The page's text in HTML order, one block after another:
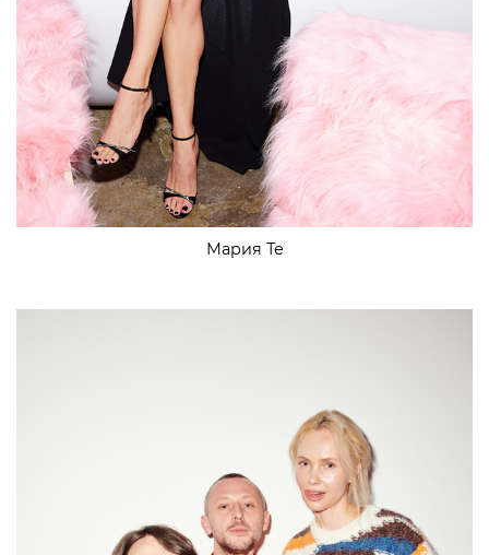
Мария Те